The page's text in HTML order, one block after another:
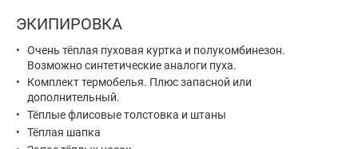
ЭКИПИРОВКА
Очень тёплая пуховая куртка и полукомбинезон.
Возможно синтетические аналоги пуха.
Комплект термобелья. Плюс запасной или
дополнительный.
Тёплые флисовые толстовка и штаны
Тёплая шапка